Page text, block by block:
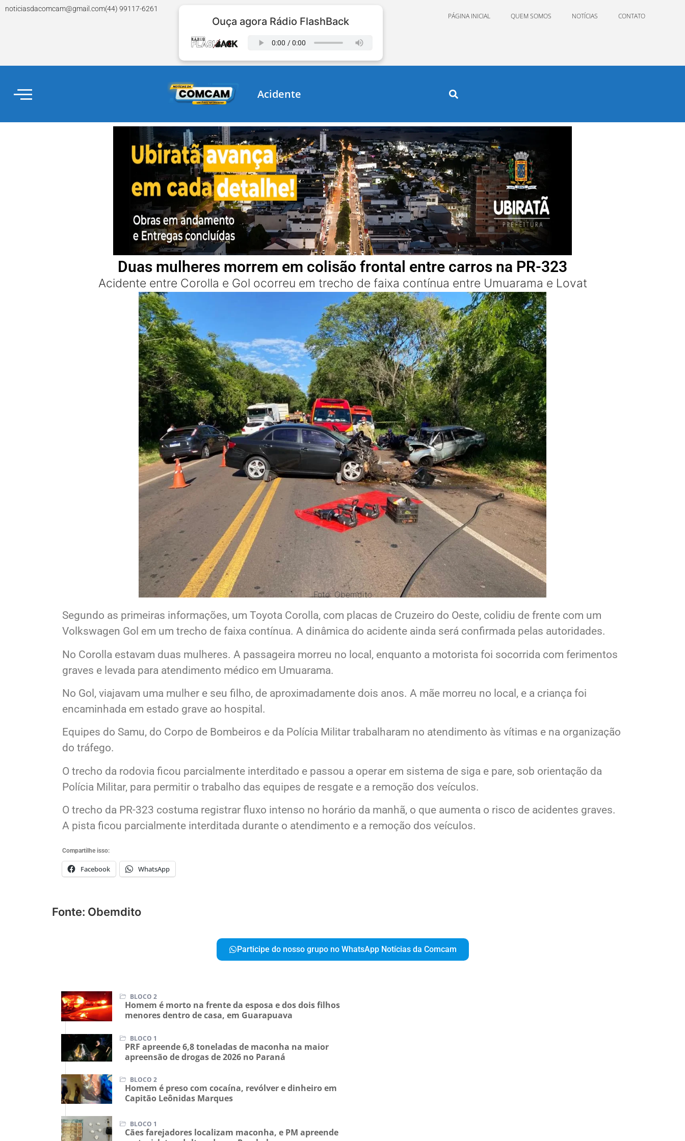
noticiasdacomcam@gmail.com(44) 99117-6261
Ouça agora Rádio FlashBack PÁGINA INICIAL QUEM SOMOS NOTÍCIAS CONTATO
Acidente
Duas mulheres morrem em colisão frontal entre carros na PR-323
Acidente entre Corolla e Gol ocorreu em trecho de faixa contínua entre Umuarama e Lovat
Foto: Obemdito
Segundo as primeiras informações, um Toyota Corolla, com placas de Cruzeiro do Oeste, colidiu de frente com um
Volkswagen Gol em um trecho de faixa contínua. A dinâmica do acidente ainda será confirmada pelas autoridades.
No Corolla estavam duas mulheres. A passageira morreu no local, enquanto a motorista foi socorrida com ferimentos
graves e levada para atendimento médico em Umuarama.
No Gol, viajavam uma mulher e seu filho, de aproximadamente dois anos. A mãe morreu no local, e a criança foi
encaminhada em estado grave ao hospital.
Equipes do Samu, do Corpo de Bombeiros e da Polícia Militar trabalharam no atendimento às vítimas e na organização
do tráfego.
O trecho da rodovia ficou parcialmente interditado e passou a operar em sistema de siga e pare, sob orientação da
Polícia Militar, para permitir o trabalho das equipes de resgate e a remoção dos veículos.
O trecho da PR-323 costuma registrar fluxo intenso no horário da manhã, o que aumenta o risco de acidentes graves.
A pista ficou parcialmente interditada durante o atendimento e a remoção dos veículos.
Compartilhe isso:
Facebook WhatsApp
Fonte: Obemdito
Participe do nosso grupo no WhatsApp Notícias da Comcam
BLOCO 2
Homem é morto na frente da esposa e dos dois filhos
menores dentro de casa, em Guarapuava
BLOCO 1
PRF apreende 6,8 toneladas de maconha na maior
apreensão de drogas de 2026 no Paraná
BLOCO 2
Homem é preso com cocaína, revólver e dinheiro em
Capitão Leônidas Marques
BLOCO 1
Cães farejadores localizam maconha, e PM apreende